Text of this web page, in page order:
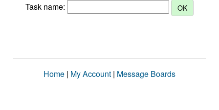
Task name:
Home | My Account | Message Boards